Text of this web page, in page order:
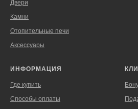
Двери
Камни
Отопительные печи
Аксессуары
ИНФОРМАЦИЯ
Где купить
Способы оплаты